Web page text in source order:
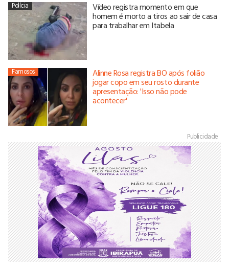
Polícia Vídeo registra momento em que
homem é morto a tiros ao sair de casa
para trabalhar em Itabela
Famosos Alinne Rosa registra BO após folião
jogar copo em seu rosto durante
apresentação: 'Isso não pode
acontecer'
Publicidade